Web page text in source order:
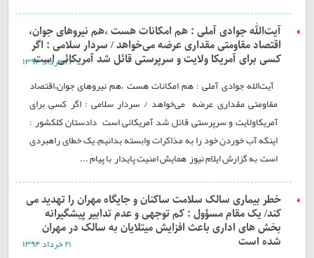
آیت‌الله جوادی آملی : هم امکانات هست ،هم نیروهای جوان،
اقتصاد مقاومتی مقداری عرضه می‌خواهد / سردار سلامی : اگر
کسی برای آمریکا ولایت و سرپرستی قائل شد آمریکائی است
۲۲ خرداد ۱۳۹۴
آیت‌الله جوادی آملی : هم امکانات هست ،هم نیروهای جوان،اقتصاد
مقاومتی مقداری عرضه می‌خواهد / سردار سلامی : اگر کسی برای
آمریکاولایت و سرپرستی قائل شد آمریکائی است دادستان کلکشور :
اینکه آب خوردن خود را به مذاکرات وابسته بدانیم، یک خطای راهبردی
است به گزارش ایلام نیوز همایش امنیت پایدار با پیام ...
خطر بیماری سالک سلامت ساکنان و جایگاه مهران را تهدید می
کند/ یک مقام مسؤول : کم توجهی و عدم تدابیر پیشگیرانه
بخش های اداری باعث افزایش میتلایان به سالک در مهران
شده است ۲۱ خرداد ۱۳۹۴